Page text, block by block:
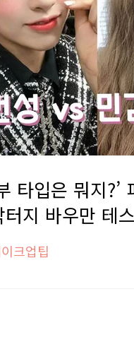
타입은 뭐지?’
지 바우만 테
크업팁